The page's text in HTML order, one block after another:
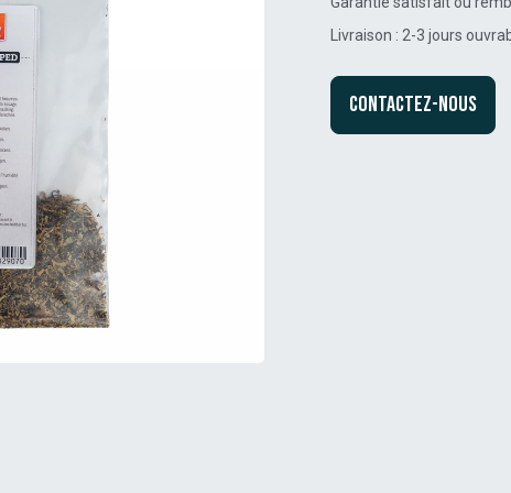
Livraison : 2-3 jours
Contactez-nous